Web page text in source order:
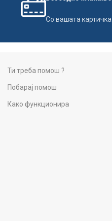
Со вашата картичка
Ти треба помош ?
Побарај помош
Како функционира